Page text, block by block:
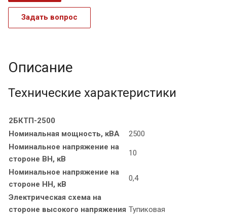
Задать вопрос
Описание
Технические характеристики
2БКТП-2500
Номинальная мощность, кВА
2500
Номинальное напряжение на
стороне ВН, кВ
10
Номинальное напряжение на
стороне НН, кВ
0,4
Электрическая схема на
стороне высокого напряжения Тупиковая